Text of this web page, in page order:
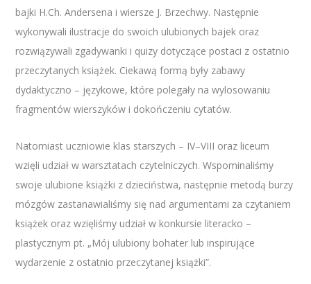
bajki H.Ch. Andersena i wiersze J. Brzechwy. Następnie
wykonywali ilustracje do swoich ulubionych bajek oraz
rozwiązywali zgadywanki i quizy dotyczące postaci z ostatnio
przeczytanych książek. Ciekawą formą były zabawy
dydaktyczno – językowe, które polegały na wylosowaniu
fragmentów wierszyków i dokończeniu cytatów.
Natomiast uczniowie klas starszych – IV–VIII oraz liceum
wzięli udział w warsztatach czytelniczych. Wspominaliśmy
swoje ulubione książki z dzieciństwa, następnie metodą burzy
mózgów zastanawialiśmy się nad argumentami za czytaniem
książek oraz wzięliśmy udział w konkursie literacko –
plastycznym pt. „Mój ulubiony bohater lub inspirujące
wydarzenie z ostatnio przeczytanej książki”.